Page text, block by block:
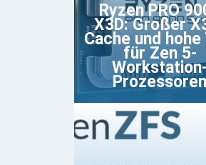
Ryzen PRO
X3D: Großer
Cache und hohe
für Zen 5-
Prozessoren